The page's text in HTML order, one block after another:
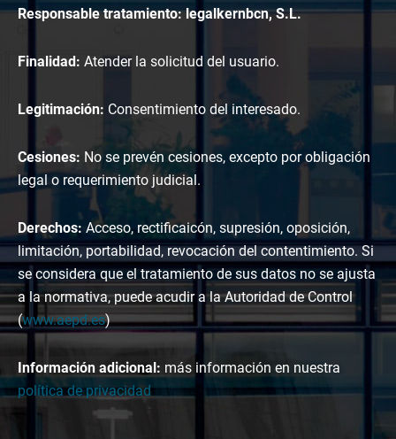
Responsable tratamiento: legalkernbcn, S.L.
Finalidad: Atender la solicitud del usuario.
Legitimación: Consentimiento del interesado.
Cesiones: No se prevén cesiones, excepto por obligación
legal o requerimiento judicial.
Derechos: Acceso, rectificaicón, supresión, oposición,
limitación, portabilidad, revocación del contentimiento. Si
se considera que el tratamiento de sus datos no se ajusta
a la normativa, puede acudir a la Autoridad de Control
(www.aepd.es)
Información adicional: más información en nuestra
política de privacidad